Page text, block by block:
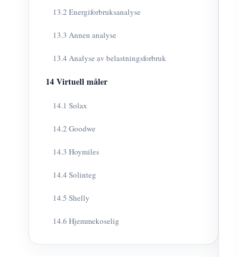
13.2 Energiforbruksanalyse
13.3 Annen analyse
13.4 Analyse av belastningsforbruk
14 Virtuell måler
14.1 Solax
14.2 Goodwe
14.3 Hoymiles
14.4 Solinteg
14.5 Shelly
14.6 Hjemmekoselig